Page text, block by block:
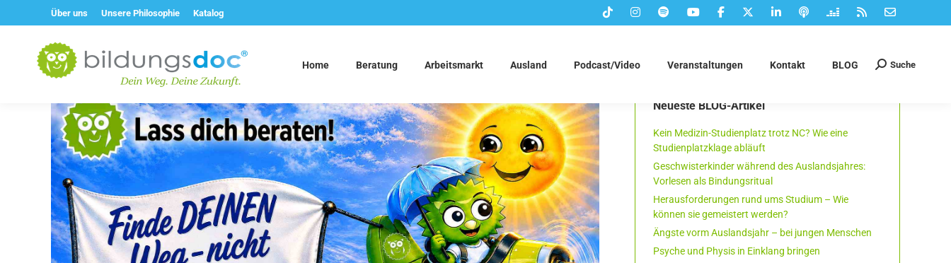
Über uns Unsere Philosophie Katalog
Home Beratung Arbeitsmarkt Ausland Podcast/Video Veranstaltungen Kontakt BLOG Suchen:
Suche
Neueste BLOG-Artikel
Kein Medizin-Studienplatz trotz NC? Wie eine
Studienplatzklage abläuft
Geschwisterkinder während des Auslandsjahres:
Vorlesen als Bindungsritual
Herausforderungen rund ums Studium – Wie
können sie gemeistert werden?
Ängste vorm Auslandsjahr – bei jungen Menschen
Psyche und Physis in Einklang bringen